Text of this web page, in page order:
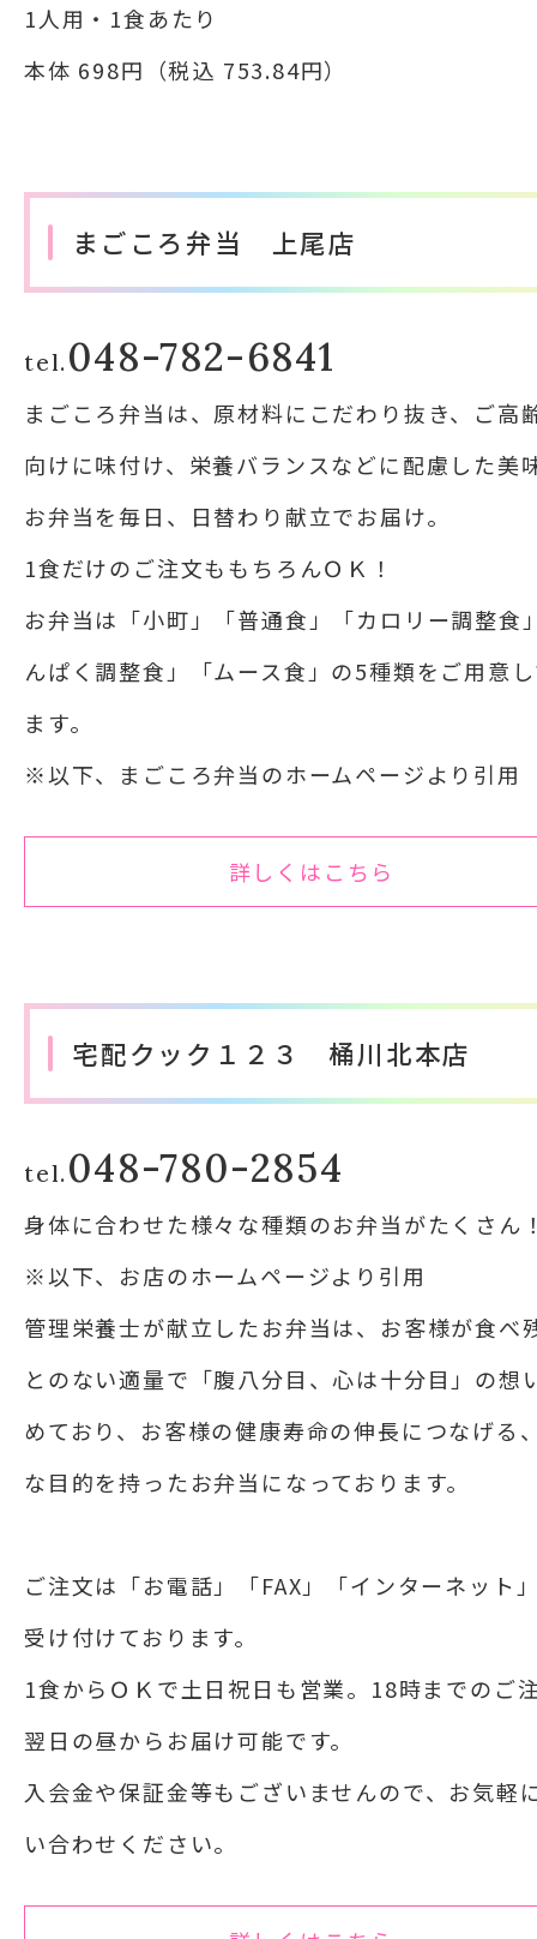
1人用・1食あたり
本体 698円（税込 753.84円）
まごころ弁当 上尾店
tel.048-782-6841
まごころ弁当は、原材料にこだわり抜き、ご高
向けに味付け、栄養バランスなどに配慮した美
お弁当を毎日、日替わり献立でお届け。
1食だけのご注文ももちろんＯＫ！
お弁当は「小町」「普通食」「カロリー調整食
んぱく調整食」「ムース食」の5種類をご用意
ます。
※以下、まごころ弁当のホームページより引用
詳しくはこちら
宅配クック１２３ 桶川北本店
tel.048-780-2854
身体に合わせた様々な種類のお弁当がたくさん
※以下、お店のホームページより引用
管理栄養士が献立したお弁当は、お客様が食べ
とのない適量で「腹八分目、心は十分目」の想
めており、お客様の健康寿命の伸長につなげる
な目的を持ったお弁当になっております。
ご注文は「お電話」「FAX」「インターネット
受け付けております。
1食からＯＫで土日祝日も営業。18時までのご
翌日の昼からお届け可能です。
入会金や保証金等もございませんので、お気軽
い合わせください。